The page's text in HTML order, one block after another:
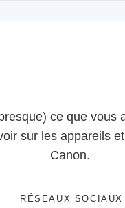
ce que vous
sur les appareils
Canon.
RÉSEAUX SOCIAUX